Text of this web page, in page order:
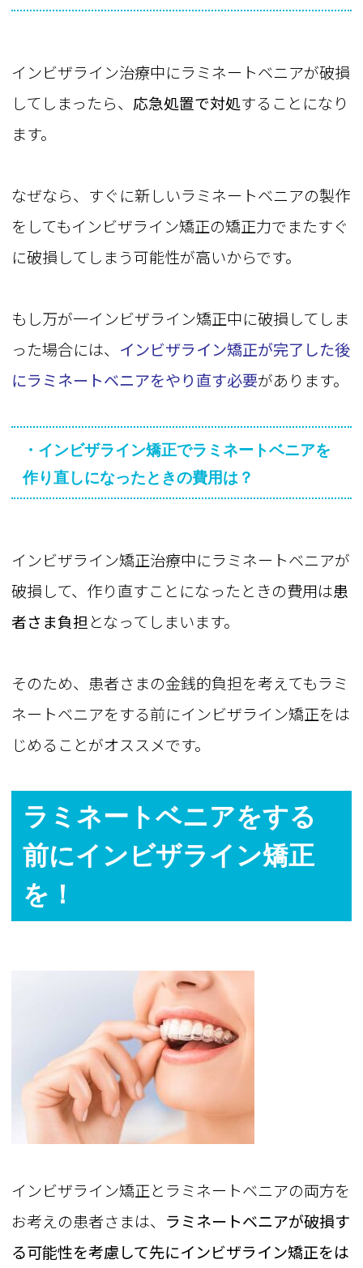
インビザライン治療中にラミネートベニアが破損
してしまったら、 応急処置で対処することになり
ます。
なぜなら、すぐに新しいラミネートベニアの製作
をしてもインビザライン矯正の矯正力でまたすぐ
に破損してしまう可能性が高いからです。
もし万が一インビザライン矯正中に破損してしま
った場合には、 インビザライン矯正が完了した後
にラミネートベニアをやり直す必要があります。
・インビザライン矯正でラミネートベニアを
作り直しになったときの費用は？
インビザライン矯正治療中にラミネートベニアが
破損して、作り直すことになったときの費用は患
者さま負担 となってしまいます。
そのため、患者さまの金銭的負担を考えてもラミ
ネートベニアをする前にインビザライン矯正をは
じめることがオススメです。
ラミネートベニアをする
前にインビザライン矯正
を！
インビザライン矯正とラミネートベニアの両方を
お考えの患者さまは、 ラミネートベニアが破損す
る可能性を考慮して先にインビザライン矯正をは